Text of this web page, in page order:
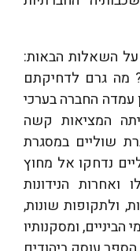
השאלות הבאות:
מה גרם לדחיקתם
החברה בערכי
המציאות קשה
שוליים במסגרת
נדחקו אל מחוץ
הנידונות
ולתקופות שונות,
ומסקנותיו